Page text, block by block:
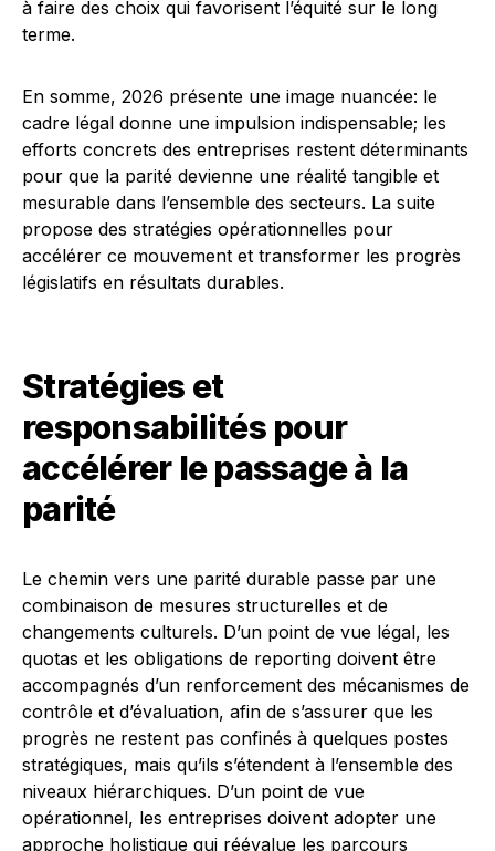
à faire des choix qui favorisent l’équité sur le long
terme.
En somme, 2026 présente une image nuancée: le
cadre légal donne une impulsion indispensable; les
efforts concrets des entreprises restent déterminants
pour que la parité devienne une réalité tangible et
mesurable dans l’ensemble des secteurs. La suite
propose des stratégies opérationnelles pour
accélérer ce mouvement et transformer les progrès
législatifs en résultats durables.
Stratégies et
responsabilités pour
accélérer le passage à la
parité
Le chemin vers une parité durable passe par une
combinaison de mesures structurelles et de
changements culturels. D’un point de vue légal, les
quotas et les obligations de reporting doivent être
accompagnés d’un renforcement des mécanismes de
contrôle et d’évaluation, afin de s’assurer que les
progrès ne restent pas confinés à quelques postes
stratégiques, mais qu’ils s’étendent à l’ensemble des
niveaux hiérarchiques. D’un point de vue
opérationnel, les entreprises doivent adopter une
approche holistique qui réévalue les parcours